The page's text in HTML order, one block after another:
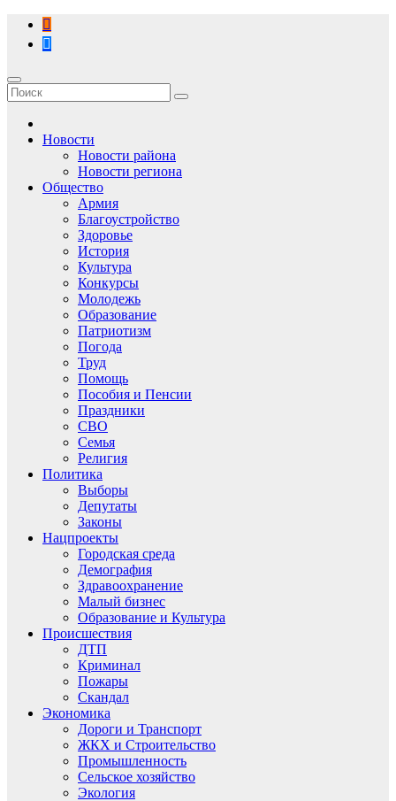
Перейти
содержимому
Новости
Новости района
Новости региона
Общество
Армия
Благоустройство
Здоровье
История
Культура
Конкурсы
Молодежь
Образование
Патриотизм
Погода
Труд
Помощь
Пособия и Пенсии
Праздники
СВО
Семья
Религия
Политика
Выборы
Депутаты
Законы
Нацпроекты
Городская среда
Демография
Здравоохранение
Малый бизнес
Образование и Культура
Происшествия
ДТП
Криминал
Пожары
Скандал
Экономика
Дороги и Транспорт
ЖКХ и Строительство
Промышленность
Сельское хозяйство
Экология